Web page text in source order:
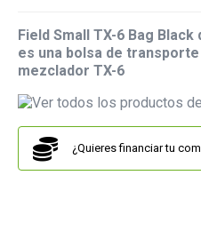
Field Small TX-6 Bag
es una bolsa de
mezclador TX-6
¿Quieres financiar tu